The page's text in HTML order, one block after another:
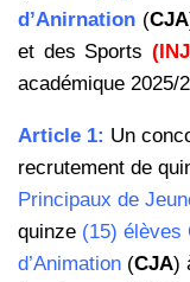
d’Anirnation (CJA
et des Sports
académique 2025/
Article 1: Un
recrutement de
Principaux de
quinze (15) élèves
d’Animation (CJA)